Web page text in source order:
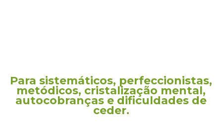
Para sistemáticos, perfeccionistas,
metódicos, cristalização mental,
autocobranças e dificuldades de
ceder.